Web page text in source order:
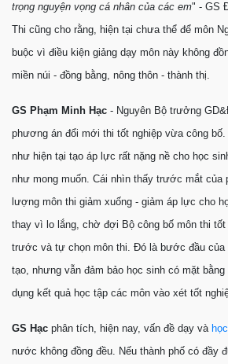
trọng nguyện vọng cá nhân của các em" - GS
Thi cũng cho rằng, hiện tại chưa thể để môn
buộc vì điều kiện giảng dạy môn này không
miền núi - đồng bằng, nông thôn - thành thị.
GS Phạm Minh Hạc - Nguyên Bộ trưởng
phương án đổi mới thi tốt nghiệp vừa công bố.
như hiện tại tạo áp lực rất nặng nề cho học
như mong muốn. Cái nhìn thấy trước mắt của
lượng môn thi giảm xuống - giảm áp lực cho
thay vì lo lắng, chờ đợi Bộ công bố môn thi
trước và tự chọn môn thi. Đó là bước đầu của
tạo, nhưng vẫn đảm bảo học sinh có mặt
dụng kết quả học tập các môn vào xét tốt
GS Hạc phân tích, hiện nay, vấn đề dạy và
nước không đồng đều. Nếu thành phố có đầy